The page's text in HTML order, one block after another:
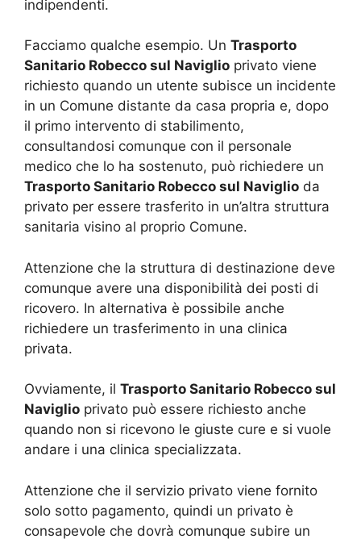
indipendenti.
Facciamo qualche esempio. Un Trasporto
Sanitario Robecco sul Naviglio privato viene
richiesto quando un utente subisce un incidente
in un Comune distante da casa propria e, dopo
il primo intervento di stabilimento,
consultandosi comunque con il personale
medico che lo ha sostenuto, può richiedere un
Trasporto Sanitario Robecco sul Naviglio da
privato per essere trasferito in un’altra struttura
sanitaria visino al proprio Comune.
Attenzione che la struttura di destinazione deve
comunque avere una disponibilità dei posti di
ricovero. In alternativa è possibile anche
richiedere un trasferimento in una clinica
privata.
Ovviamente, il Trasporto Sanitario Robecco sul
Naviglio privato può essere richiesto anche
quando non si ricevono le giuste cure e si vuole
andare i una clinica specializzata.
Attenzione che il servizio privato viene fornito
solo sotto pagamento, quindi un privato è
consapevole che dovrà comunque subire un